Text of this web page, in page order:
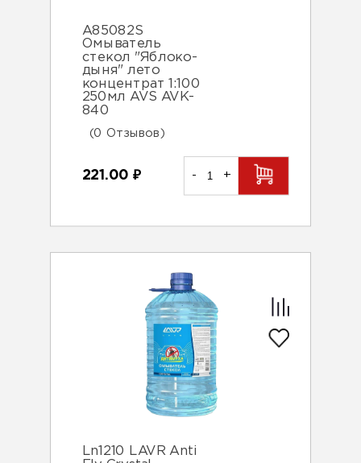
A85082S
Омыватель
стекол "Яблоко-
дыня" лето
концентрат 1:100
250мл AVS AVK-
840
(0 Отзывов)
221.00 ₽ - +
Ln1210 LAVR Anti